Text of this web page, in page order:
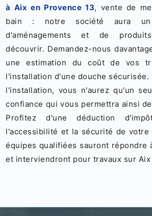
à Aix en Provence 13, vente de
bain : notre société aura un
d'aménagements et de
découvrir. Demandez-nous
une estimation du coût de vos
l'installation d'une douche sécurisée.
l'installation, vous n'aurez qu'un
confiance qui vous permettra ainsi
Profitez d'une déduction
l'accessibilité et la sécurité de votre
équipes qualifiées sauront répondre
et interviendront pour travaux sur Aix